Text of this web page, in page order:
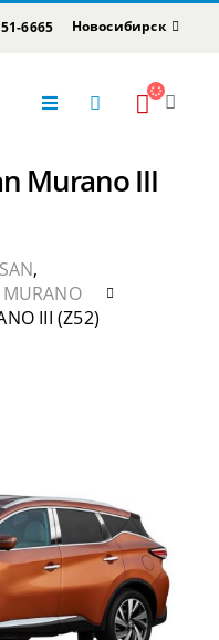
6665 Новосибирск
Murano III
,
III (Z52)